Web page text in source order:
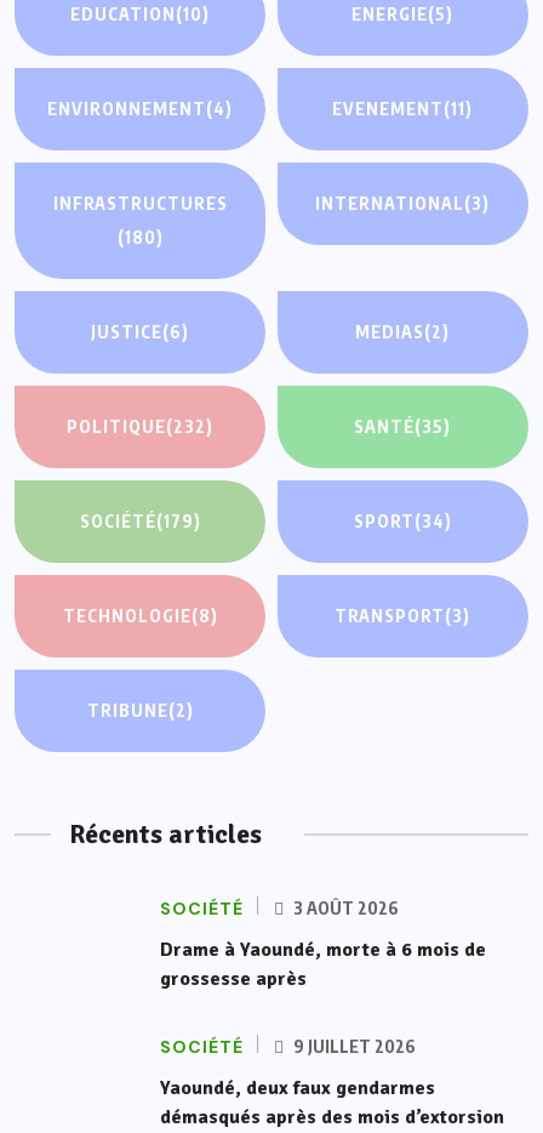
EDUCATION(10) ENERGIE(5)
ENVIRONNEMENT(4) EVENEMENT(11)
INFRASTRUCTURES
(180)
INTERNATIONAL(3)
JUSTICE(6) MEDIAS(2)
POLITIQUE(232) SANTÉ(35)
SOCIÉTÉ(179) SPORT(34)
TECHNOLOGIE(8) TRANSPORT(3)
TRIBUNE(2)
Récents articles
SOCIÉTÉ 3 AOÛT 2026
Drame à Yaoundé, morte à 6 mois de
grossesse après
SOCIÉTÉ 9 JUILLET 2026
Yaoundé, deux faux gendarmes
démasqués après des mois d’extorsion